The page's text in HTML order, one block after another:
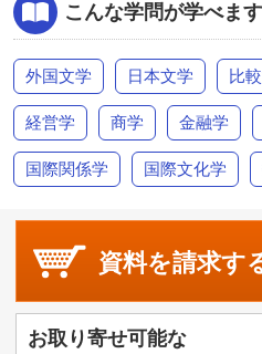
こんな学問が学べます
外国文学 日本文学 比
経営学 商学 金融学
国際関係学 国際文化学
資料を請求す
お取り寄せ可能な